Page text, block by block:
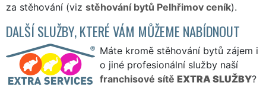
za stěhování (viz stěhování bytů Pelhřimov ceník).
DALŠÍ SLUŽBY, KTERÉ VÁM MŮŽEME NABÍDNOUT
Máte kromě stěhování bytů zájem i
o jiné profesionální služby naší
franchisové sítě EXTRA SLUŽBY?